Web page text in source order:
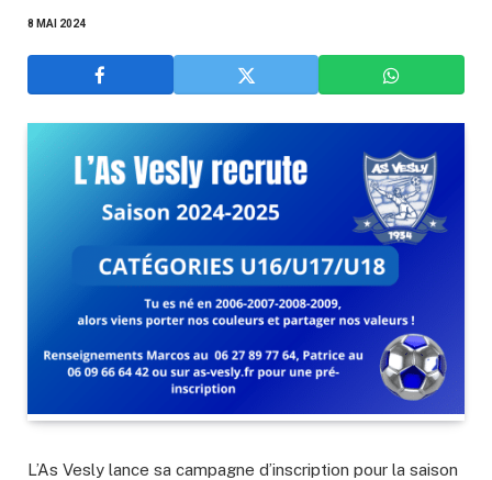
8 MAI 2024
L’As Vesly lance sa campagne d’inscription pour la saison